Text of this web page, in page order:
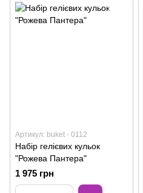
Артикул: buket - 0112
Набір гелієвих кульок
"Рожева Пантера"
1 975 грн